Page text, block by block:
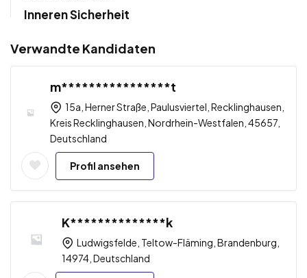
Inneren Sicherheit
Verwandte Kandidaten
m****************t
15a, Herner Straße, Paulusviertel, Recklinghausen,
Kreis Recklinghausen, Nordrhein-Westfalen, 45657,
Deutschland
Profil ansehen
K**************k
Ludwigsfelde, Teltow-Fläming, Brandenburg,
14974, Deutschland